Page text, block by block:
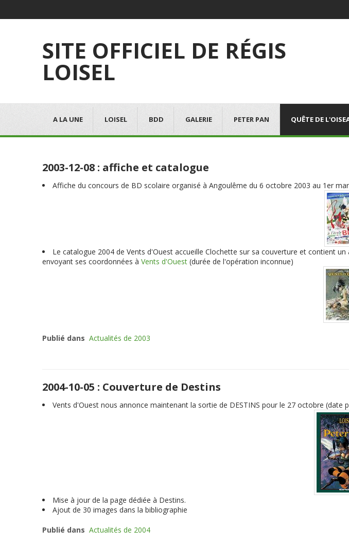
SITE OFFICIEL DE RÉGIS
LOISEL
A LA UNE LOISEL BDD GALERIE PETER PAN QUÊTE DE
2003-12-08 : affiche et catalogue
Affiche du concours de BD scolaire organisé à Angoulême du 6 octobre 2003 au 1er
Le catalogue 2004 de Vents d'Ouest accueille Clochette sur sa couverture et contient
envoyant ses coordonnées à Vents d'Ouest (durée de l'opération inconnue)
Publié dans Actualités de 2003
2004-10-05 : Couverture de Destins
Vents d'Ouest nous annonce maintenant la sortie de DESTINS pour le 27 octobre
Mise à jour de la page dédiée à Destins.
Ajout de 30 images dans la bibliographie
Publié dans Actualités de 2004